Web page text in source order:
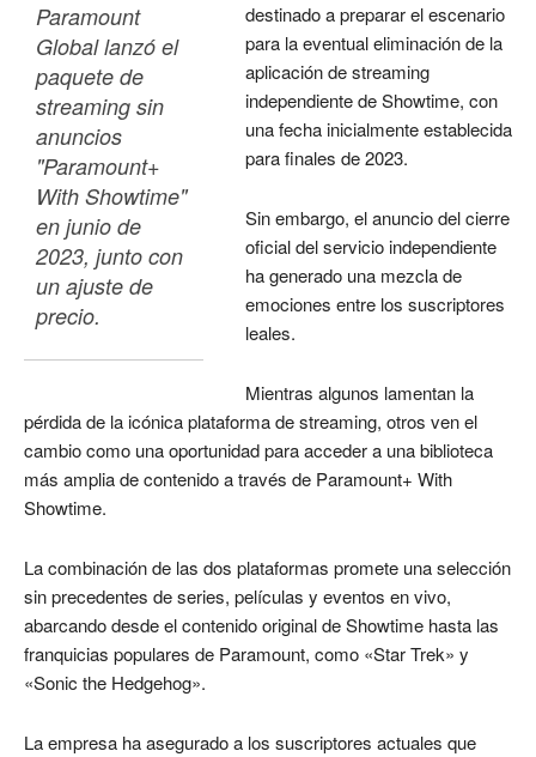
Paramount
Global lanzó el
paquete de
streaming sin
anuncios
"Paramount+
With Showtime"
en junio de
2023, junto con
un ajuste de
precio.
destinado a preparar el escenario
para la eventual eliminación de la
aplicación de streaming
independiente de Showtime, con
una fecha inicialmente establecida
para finales de 2023.
Sin embargo, el anuncio del cierre
oficial del servicio independiente
ha generado una mezcla de
emociones entre los suscriptores
leales.
Mientras algunos lamentan la
pérdida de la icónica plataforma de streaming, otros ven el
cambio como una oportunidad para acceder a una biblioteca
más amplia de contenido a través de Paramount+ With
Showtime.
La combinación de las dos plataformas promete una selección
sin precedentes de series, películas y eventos en vivo,
abarcando desde el contenido original de Showtime hasta las
franquicias populares de Paramount, como «Star Trek» y
«Sonic the Hedgehog».
La empresa ha asegurado a los suscriptores actuales que